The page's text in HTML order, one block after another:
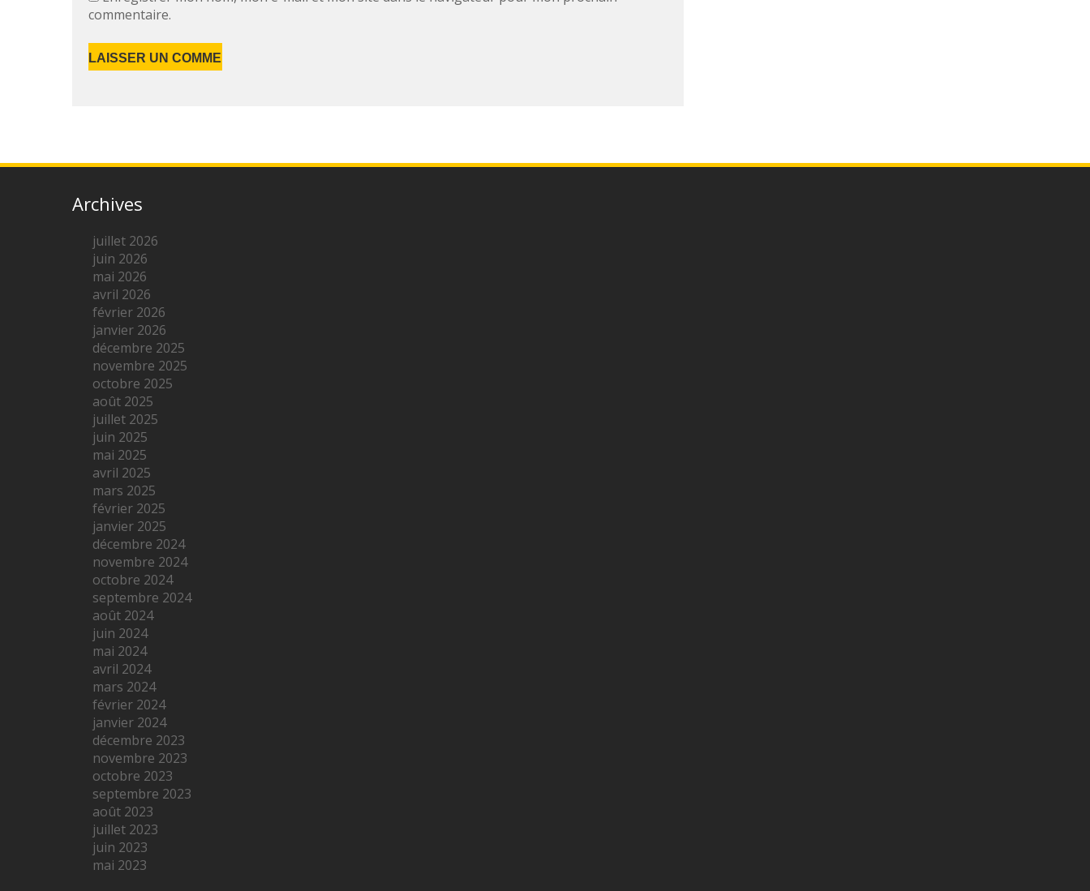
commentaire.
Archives
juillet 2026
juin 2026
mai 2026
avril 2026
février 2026
janvier 2026
décembre 2025
novembre 2025
octobre 2025
août 2025
juillet 2025
juin 2025
mai 2025
avril 2025
mars 2025
février 2025
janvier 2025
décembre 2024
novembre 2024
octobre 2024
septembre 2024
août 2024
juin 2024
mai 2024
avril 2024
mars 2024
février 2024
janvier 2024
décembre 2023
novembre 2023
octobre 2023
septembre 2023
août 2023
juillet 2023
juin 2023
mai 2023